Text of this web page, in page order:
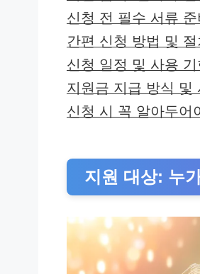
신청 전 필수 서류 준
간편 신청 방법 및 절
신청 일정 및 사용 기
지원금 지급 방식 및
신청 시 꼭 알아두어
지원 대상: 누